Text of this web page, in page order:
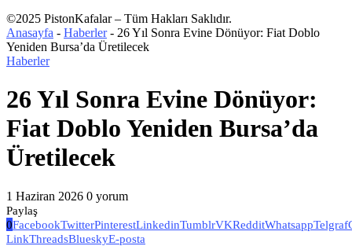
©2025 PistonKafalar – Tüm Hakları Saklıdır.
Anasayfa - Haberler- 26 Yıl Sonra Evine Dönüyor: Fiat Doblo
Yeniden Bursa’da Üretilecek
Haberler
26 Yıl Sonra Evine Dönüyor:
Fiat Doblo Yeniden Bursa’da
Üretilecek
1 Haziran 2026 0 yorum
Paylaş
0FacebookTwitterPinterestLinkedinTumblrVKRedditWhatsappTelgraf
LinkThreadsBlueskyE-posta